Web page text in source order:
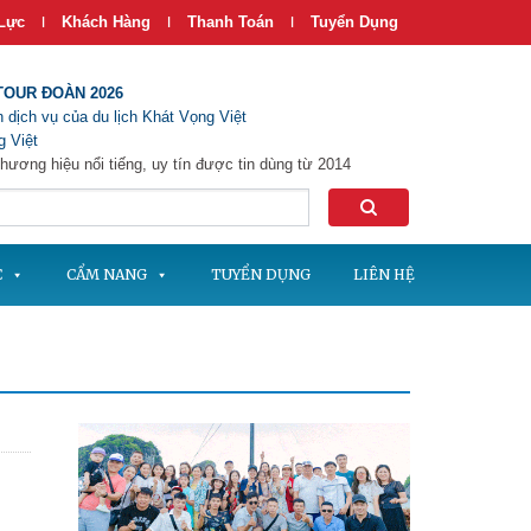
| Khách Hàng | Thanh Toán | Tuyển Dụng
ĐOÀN 2026
vụ của du lịch Khát Vọng Việt
Việt
hiệu nổi tiếng, uy tín được tin dùng từ 2014
CẨM NANG TUYỂN DỤNG LIÊN HỆ